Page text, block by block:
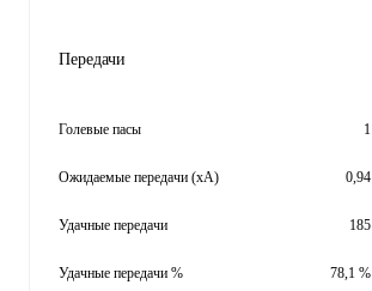
Передачи
Голевые пасы 1
Ожидаемые передачи (xA) 0,94
Удачные передачи 185
Удачные передачи % 78,1 %